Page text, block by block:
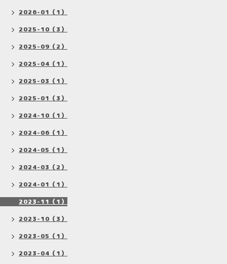
2026-01（1）
2025-10（3）
2025-09（2）
2025-04（1）
2025-03（1）
2025-01（3）
2024-10（1）
2024-06（1）
2024-05（1）
2024-03（2）
2024-01（1）
2023-11（1）
2023-10（3）
2023-05（1）
2023-04（1）